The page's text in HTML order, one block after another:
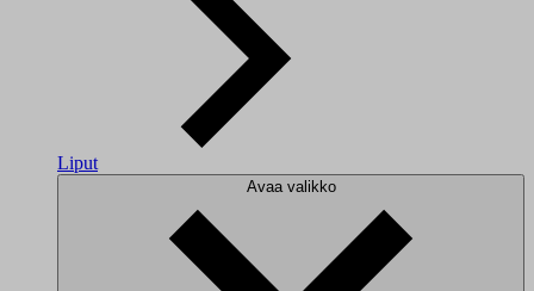
Liput
Avaa valikko